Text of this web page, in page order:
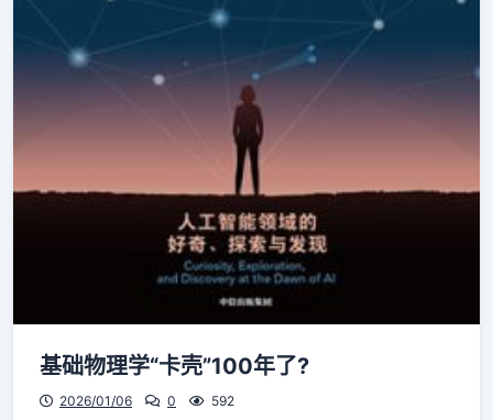
基础物理学“卡壳”100年了?
2026/01/06 0 592